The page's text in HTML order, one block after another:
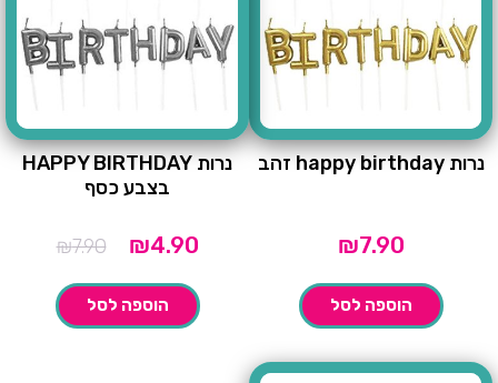
נרות happy birthday זהב
₪7.90
הוספה לסל
נרות HAPPY BIRTHDAY
בצבע כסף
₪7.90
המחיר
היה:
₪4.90המחיר
הוא:
הוספה לסל